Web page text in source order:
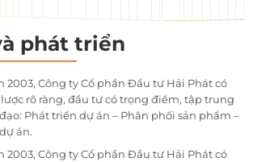
phát triển
2003, Công ty Cổ phần Đầu tư Hải Phát có
rõ ràng, đầu tư có trọng điểm, tập trung
Phát triển dự án – Phân phối sản phẩm –
án.
2003, Công ty Cổ phần Đầu tư Hải Phát có